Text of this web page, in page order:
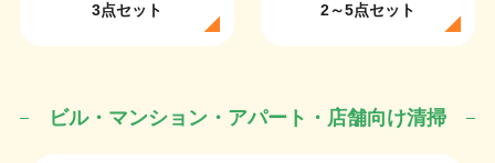
3点セット
2～5点セット
ビル・マンション・アパート・店舗向け清掃